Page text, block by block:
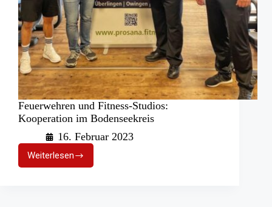
Feuerwehren und Fitness-Studios:
Kooperation im Bodenseekreis
16. Februar 2023
WeiterlesenFeuerwehren
und